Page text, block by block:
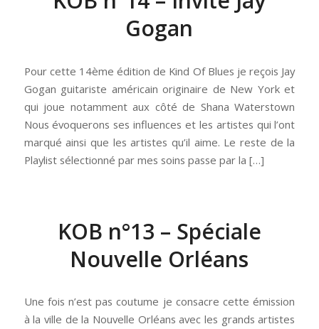
Gogan
Pour cette 14ème édition de Kind Of Blues je reçois Jay
Gogan guitariste américain originaire de New York et
qui joue notamment aux côté de Shana Waterstown
Nous évoquerons ses influences et les artistes qui l’ont
marqué ainsi que les artistes qu’il aime. Le reste de la
Playlist sélectionné par mes soins passe par la […]
KOB n°13 – Spéciale
Nouvelle Orléans
Une fois n’est pas coutume je consacre cette émission
à la ville de la Nouvelle Orléans avec les grands artistes